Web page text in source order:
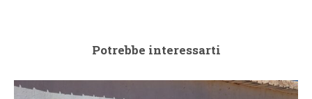
Potrebbe interessarti